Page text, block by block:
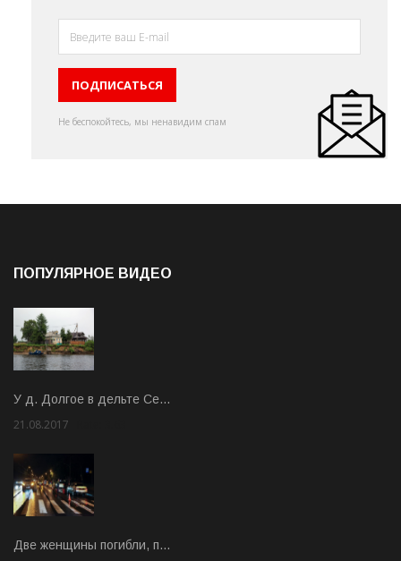
Не беспокойтесь, мы ненавидим спам
ПОПУЛЯРНОЕ ВИДЕО
У д. Долгое в дельте Се…
21.08.2017
Две женщины погибли, п…